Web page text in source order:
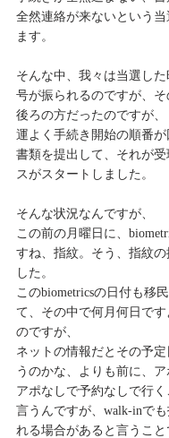
全然連絡が来ないという
ます。
そんな中、我々は当選し
号が振られるのですが、
後ろの方だったのですが、
運よく手続き開始の順番が
書類を提出して、それが
スがスタートしました。
そんな状況なんですが、
この前の月曜日に、
すね、指紋。そう、指紋の
した。
このbiometricsの日付も移
て、その中で何月何日で
のですが、
ネットの情報だとその予
うのかな、よりも前に、ア
アポなしで予約なしで行
言うんですが、walk-inでも
れる場合があると言うこと